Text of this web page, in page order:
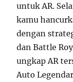
untuk AR.
kamu
dengan
dan Battle
ungkap AR
Auto